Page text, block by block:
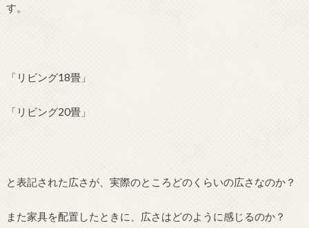
す。
「リビング18畳」
「リビング20畳」
と表記された広さが、実際のところどのくらいの広さなのか？
また家具を配置したときに、広さはどのように感じるのか？